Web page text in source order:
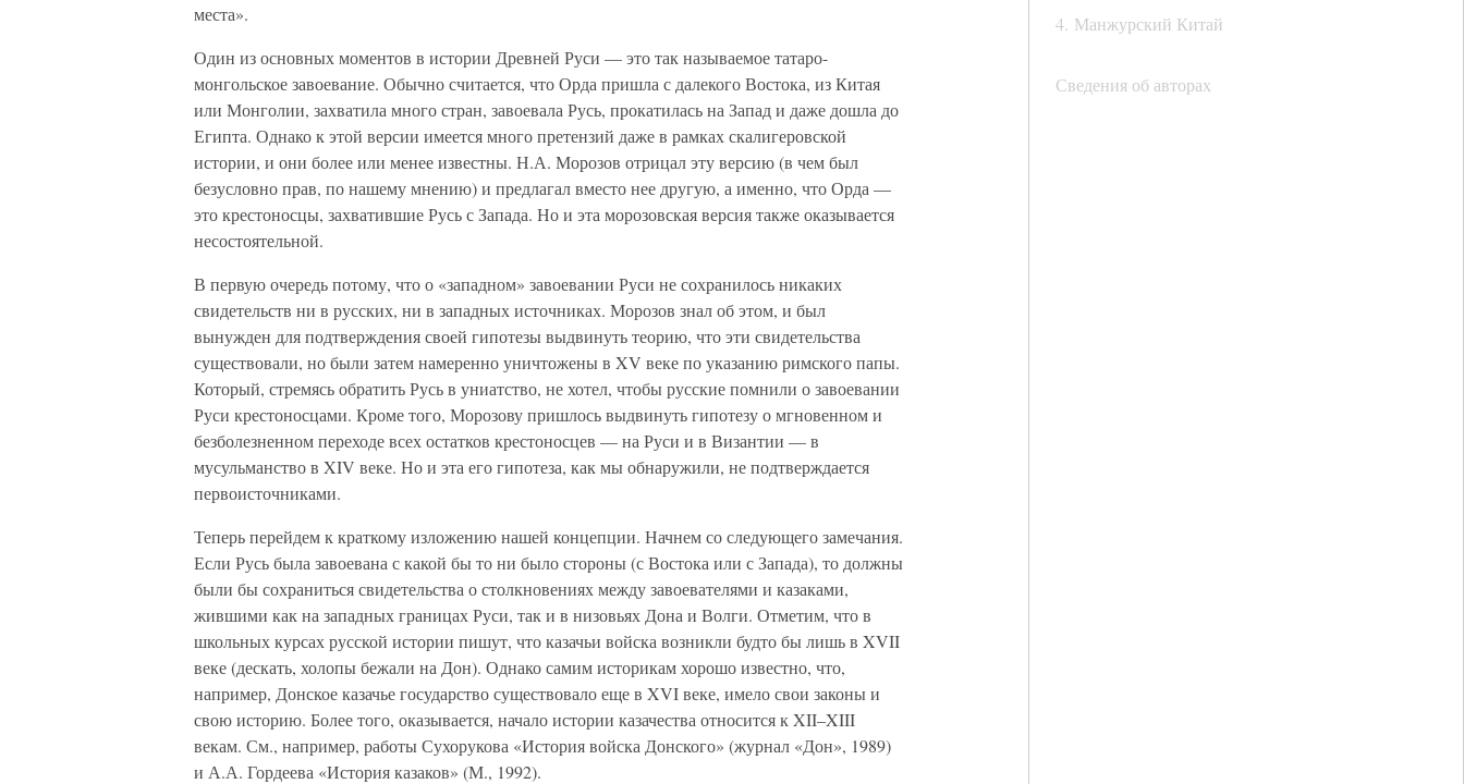
4. Манжурский Китай
Сведения об авторах
места».
Один из основных моментов в истории Древней Руси — это так называемое татаро-
монгольское завоевание. Обычно считается, что Орда пришла с далекого Востока, из Китая
или Монголии, захватила много стран, завоевала Русь, прокатилась на Запад и даже дошла до
Египта. Однако к этой версии имеется много претензий даже в рамках скалигеровской
истории, и они более или менее известны. Н.А. Морозов отрицал эту версию (в чем был
безусловно прав, по нашему мнению) и предлагал вместо нее другую, а именно, что Орда —
это крестоносцы, захватившие Русь с Запада. Но и эта морозовская версия также оказывается
несостоятельной.
В первую очередь потому, что о «западном» завоевании Руси не сохранилось никаких
свидетельств ни в русских, ни в западных источниках. Морозов знал об этом, и был
вынужден для подтверждения своей гипотезы выдвинуть теорию, что эти свидетельства
существовали, но были затем намеренно уничтожены в XV веке по указанию римского папы.
Который, стремясь обратить Русь в униатство, не хотел, чтобы русские помнили о завоевании
Руси крестоносцами. Кроме того, Морозову пришлось выдвинуть гипотезу о мгновенном и
безболезненном переходе всех остатков крестоносцев — на Руси и в Византии — в
мусульманство в XIV веке. Но и эта его гипотеза, как мы обнаружили, не подтверждается
первоисточниками.
Теперь перейдем к краткому изложению нашей концепции. Начнем со следующего замечания.
Если Русь была завоевана с какой бы то ни было стороны (с Востока или с Запада), то должны
были бы сохраниться свидетельства о столкновениях между завоевателями и казаками,
жившими как на западных границах Руси, так и в низовьях Дона и Волги. Отметим, что в
школьных курсах русской истории пишут, что казачьи войска возникли будто бы лишь в XVII
веке (дескать, холопы бежали на Дон). Однако самим историкам хорошо известно, что,
например, Донское казачье государство существовало еще в XVI веке, имело свои законы и
свою историю. Более того, оказывается, начало истории казачества относится к XII–XIII
векам. См., например, работы Сухорукова «История войска Донского» (журнал «Дон», 1989)
и А.А. Гордеева «История казаков» (М., 1992).